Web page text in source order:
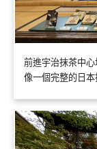
前進宇治抹茶中
像一個完整的日